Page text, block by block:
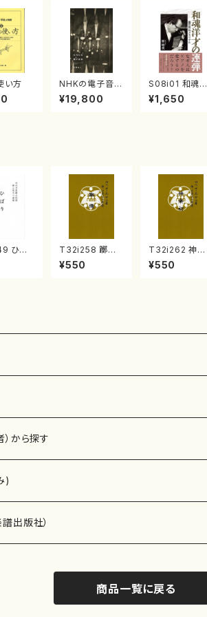
い方
NHKの電子音
楽 （書籍）
¥19,800
S08i01 和魂洋
才の連弾 園田
高弘メモリアル
¥1,650
ひば
尺八/
楽譜）
T32i258 躑躅
（尺八/佐山検校/
楽譜）都山流公
¥550
T32i262 神楽
初（尺八/古林検
校/楽譜）都山流
¥550
）から探す
)
家
ン等）演奏家
出版社）
商品一覧に戻る